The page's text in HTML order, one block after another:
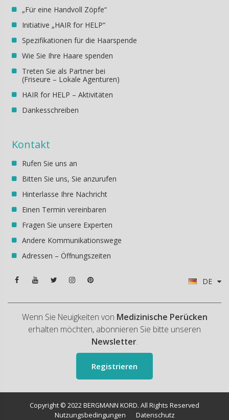
„Für eine Handvoll Zöpfe“
Initiative „HAIR for HELP“
Spezifikationen für die Haarspende
Wie Sie Ihre Haare spenden
Treten Sie als Partner bei
(Friseure – Lokale Agenturen)
HAIR for HELP – Aktivitäten
Dankesschreiben
Kontakt
Rufen Sie uns an
Bitten Sie uns, Sie anzurufen
Hinterlasse Ihre Nachricht
Einen Termin vereinbaren
Fragen Sie unsere Experten
Andere Kommunikationswege
Adressen – Öffnungszeiten
DE
Wenn Sie Neuigkeiten von Medizinische Perücken
erhalten möchten, abonnieren Sie bitte unseren
Newsletter.
Registrieren
Copyright © 2022 BERGMANN KORD. All Rights Reserved
Nutzungsbedingungen
Datenschutz